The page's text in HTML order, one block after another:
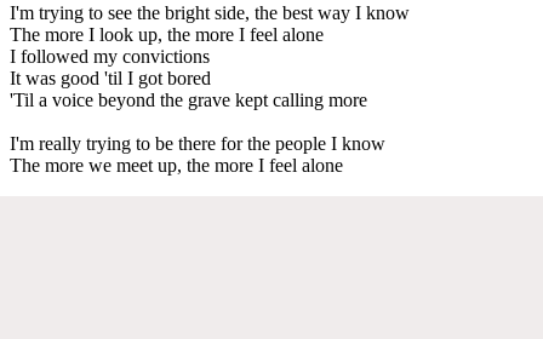
I'm trying to see the bright side, the best way I know
The more I look up, the more I feel alone
I followed my convictions
It was good 'til I got bored
'Til a voice beyond the grave kept calling more
I'm really trying to be there for the people I know
The more we meet up, the more I feel alone